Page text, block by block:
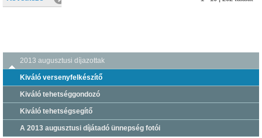
2013 augusztusi díjazottak
Kiváló versenyfelkészítő
Kiváló tehetséggondozó
Kiváló tehetségsegítő
A 2013 augusztusi díjátadó ünnepség fotói